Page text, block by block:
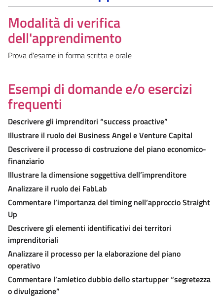
Modalità di verifica
dell'apprendimento
Prova d'esame in forma scritta e orale
Esempi di domande e/o esercizi
frequenti
Descrivere gli imprenditori “success proactive”
Illustrare il ruolo dei Business Angel e Venture Capital
Descrivere il processo di costruzione del piano economico-
finanziario
Illustrare la dimensione soggettiva dell’imprenditore
Analizzare il ruolo dei FabLab
Commentare l’importanza del timing nell’approccio Straight
Up
Descrivere gli elementi identificativi dei territori
imprenditoriali
Analizzare il processo per la elaborazione del piano
operativo
Commentare l’amletico dubbio dello startupper “segretezza
o divulgazione”